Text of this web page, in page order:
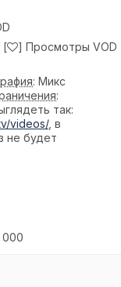
[ ] Просмотры VOD |
: Микс
:
так:
videos/, в
не будет
000